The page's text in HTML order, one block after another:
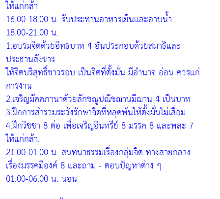
ให้แก่กล้า
16.00-18.00 น. รับประทานอาหารเย็นและอาบน้ำ
18.00-21.00 น.
1.อบรมจิตด้วยอิทธบาท 4 อันประกอบด้วยสมาธิและ
ประธานสังขาร
ให้จิตบริสุทธิ์ขาวรอบ เป็นจิตที่ตั้งมั่น มีอำนาจ อ่อน ควรแก่
การงาน
2.เจริญมัคคภานาด้วยลักขณูปณิชฌานมีฌาน 4 เป็นบาท
3.ฝึกการสำรวมระวังรักษาจิตที่หลุดพ้นให้ตั้งมั่นไม่เสื่อม
4.ฝึกวิชชา 8 ต่อ เพื่อเจริญอินทรีย์ 8 มรรค 8 และพละ 7
ให้แก่กล้า.
21.00-01.00 น. สนทนาธรรมเรื่องกลุ่มจิต ทางสายกลาง
เรื่องมรรคมีองค์ 8 และถาม - ตอบปัญหาต่าง ๆ
01.00-06.00 น. นอน